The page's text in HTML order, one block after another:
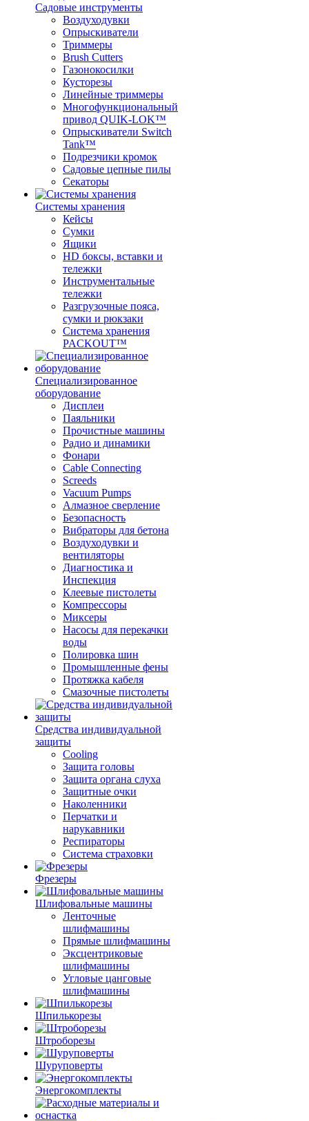
Садовые инструменты
Воздуходувки
Опрыскиватели
Триммеры
Brush Cutters
Газонокосилки
Кусторезы
Линейные триммеры
Многофункциональный
привод QUIK-LOK™
Опрыскиватели Switch
Tank™
Подрезчики кромок
Садовые цепные пилы
Секаторы
Системы хранения
Кейсы
Сумки
Ящики
HD боксы, вставки и
тележки
Инструментальные
тележки
Разгрузочные пояса,
сумки и рюкзаки
Система хранения
PACKOUT™
Специализированное
оборудование
Дисплеи
Паяльники
Прочистные машины
Радио и динамики
Фонари
Cable Connecting
Screeds
Vacuum Pumps
Алмазное сверление
Безопасность
Вибраторы для бетона
Воздуходувки и
вентиляторы
Диагностика и
Инспекция
Клеевые пистолеты
Компрессоры
Миксеры
Насосы для перекачки
воды
Полировка шин
Промышленные фены
Протяжка кабеля
Смазочные пистолеты
Средства индивидуальной
защиты
Cooling
Защита головы
Защита органа слуха
Защитные очки
Наколенники
Перчатки и
нарукавники
Респираторы
Система страховки
Фрезеры
Шлифовальные машины
Ленточные
шлифмашины
Прямые шлифмашины
Эксцентриковые
шлифмашины
Угловые цанговые
шлифмашины
Шпилькорезы
Штроборезы
Шуруповерты
Энергокомплекты